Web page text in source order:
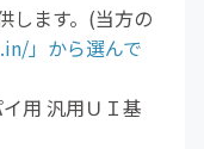
します。(当方の
」から選んで
用 汎用ＵＩ基